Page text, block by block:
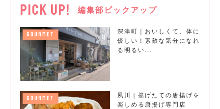
PICK UP! 編集部ピックアップ
GOURMET
深津町｜おいしくて、体に
優しい！素敵な気分になれ
る明るい...
GOURMET
夙川｜揚げたての唐揚げを
楽しめる唐揚げ専門店